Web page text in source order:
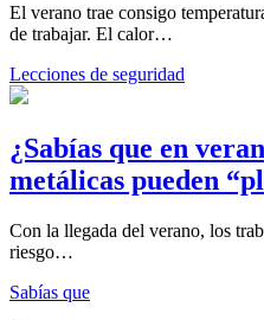
El verano trae consigo
de trabajar. El calor…
Lecciones de seguridad
¿Sabías que en
metálicas pueden
Con la llegada del verano, los
riesgo…
Sabías que